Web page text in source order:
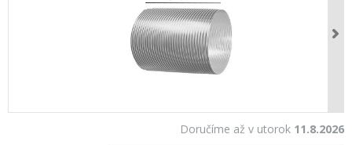
Doručíme až v utorok 11.8.2026